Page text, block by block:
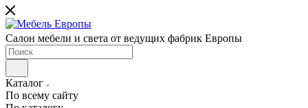
Салон мебели и света от ведущих фабрик Европы
Каталог
По всему сайту